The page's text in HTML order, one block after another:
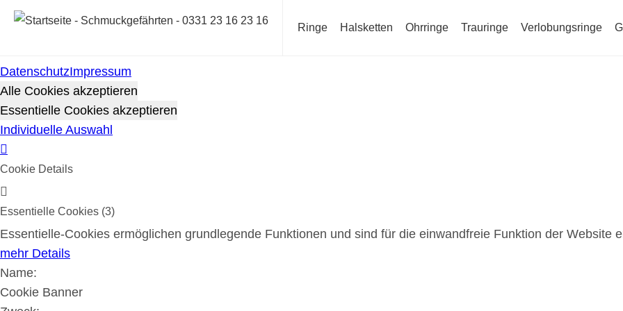
Cookie-Richtlinie
Cookies werden zur Benutzerführung und Webanalyse verwendet und helfen dabei, diese Webseite zu
DatenschutzImpressum
Alle Cookies akzeptieren
Essentielle Cookies akzeptieren
Individuelle Auswahl
Cookie Details
Essentielle Cookies (3)
Essentielle-Cookies ermöglichen grundlegende Funktionen und sind für die einwandfreie Funktion der Website
mehr Details
Name:
Cookie Banner
Ringe Halsketten Ohrringe Trauringe Verlobungsringe